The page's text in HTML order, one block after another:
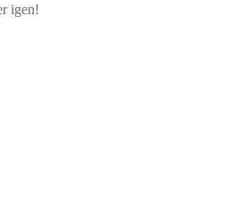
igen!